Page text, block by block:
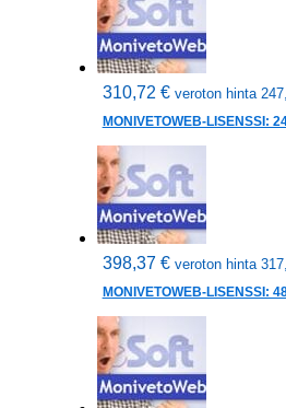
310,72 € veroton hinta
MONIVETOWEB-LISENSSI:
398,37 € veroton hinta
MONIVETOWEB-LISENSSI: